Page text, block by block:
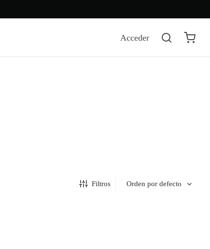
Acceder
Filtros